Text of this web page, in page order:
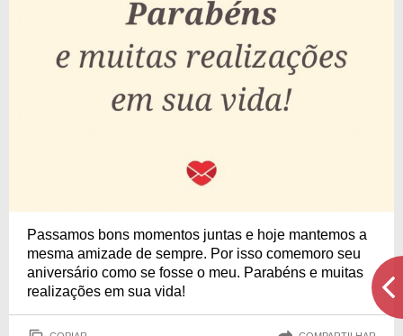
Passamos bons momentos juntas e hoje mantemos a
mesma amizade de sempre. Por isso comemoro seu
aniversário como se fosse o meu. Parabéns e muitas
realizações em sua vida!